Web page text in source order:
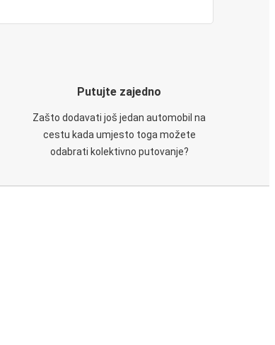
Putujte zajedno
Zašto dodavati još jedan automobil na
cestu kada umjesto toga možete
odabrati kolektivno putovanje?